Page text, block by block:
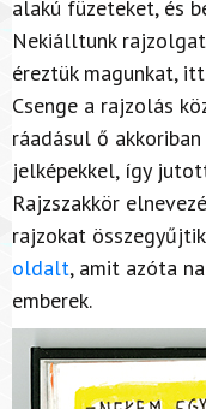
alakú füzeteket, és
Nekiálltunk
éreztük magunkat,
Csenge a rajzolás
ráadásul ő
jelképekkel, így
Rajzszakkör
rajzokat
oldalt, amit azóta
emberek.